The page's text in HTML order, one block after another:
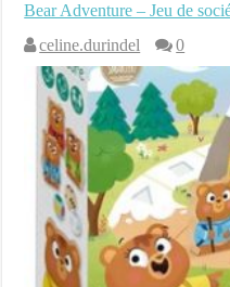
Bear Adventure – Jeu de
celine.durindel
0